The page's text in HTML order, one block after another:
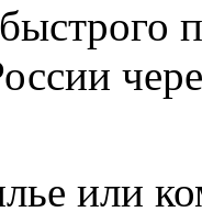
или